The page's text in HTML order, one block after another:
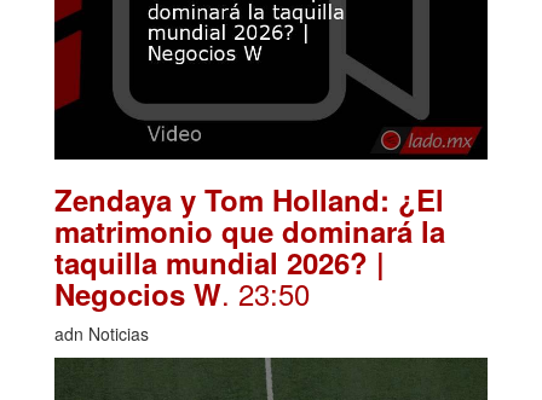
Zendaya y Tom Holland: ¿El
matrimonio que dominará la
taquilla mundial 2026? |
Negocios W. 23:50
adn Noticias